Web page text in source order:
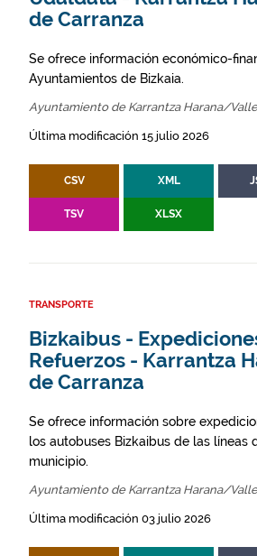
de Carranza
Se ofrece información económico-
Ayuntamientos de Bizkaia.
Ayuntamiento de Karrantza Harana/
Última modificación 15 julio 2026
CSV XML
TSV XLSX
TRANSPORTE
Bizkaibus -
Refuerzos - Karrantza
de Carranza
Se ofrece información sobre
los autobuses Bizkaibus de las líneas
municipio.
Ayuntamiento de Karrantza Harana/
Última modificación 03 julio 2026